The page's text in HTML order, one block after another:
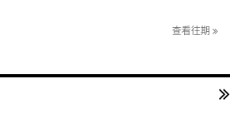
查看往期